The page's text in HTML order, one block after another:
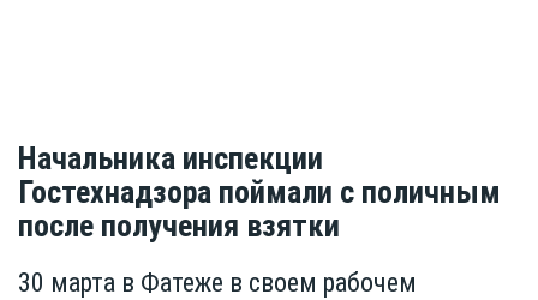
Начальника инспекции
Гостехнадзора поймали с поличным
после получения взятки
30 марта в Фатеже в своем рабочем